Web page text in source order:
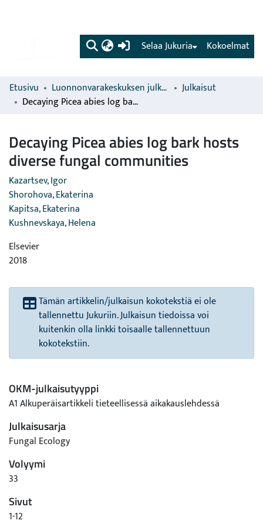
(current) Kokoelmat
Selaa Jukuria
Etusivu Luonnonvarakeskuksen julkaisut
Julkaisut
Decaying Picea abies log bark hosts diverse fungal communities
Decaying Picea abies log bark hosts
diverse fungal communities
Kazartsev, Igor
Shorohova, Ekaterina
Kapitsa, Ekaterina
Kushnevskaya, Helena
Elsevier
2018
Tämän artikkelin/julkaisun kokotekstiä ei ole
tallennettu Jukuriin. Julkaisun tiedoissa voi
kuitenkin olla linkki toisaalle tallennettuun
kokotekstiin.
OKM-julkaisutyyppi
A1 Alkuperäisartikkeli tieteellisessä aikakauslehdessä
Julkaisusarja
Fungal Ecology
Volyymi
33
Sivut
1-12